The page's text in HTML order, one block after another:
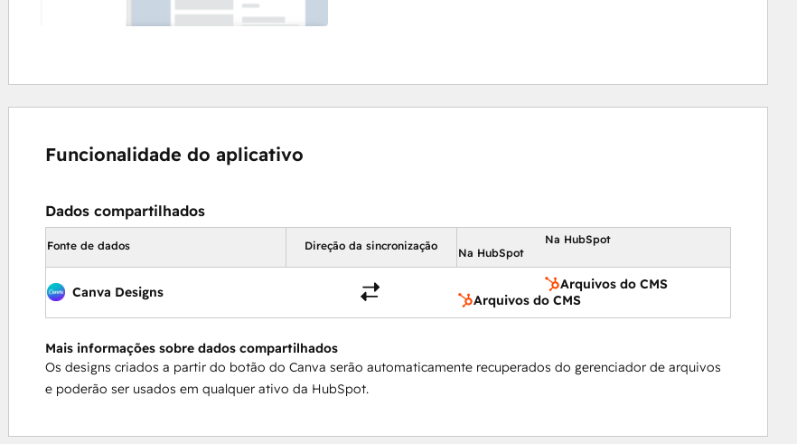
Funcionalidade do aplicativo
Dados compartilhados
Fonte de dados Direção da sincronização
Na HubSpot
Na HubSpot
Canva Designs
Arquivos do CMS
Arquivos do CMS
Mais informações sobre dados compartilhados
Os designs criados a partir do botão do Canva serão automaticamente recuperados do gerenciador de arquivos
e poderão ser usados em qualquer ativo da HubSpot.